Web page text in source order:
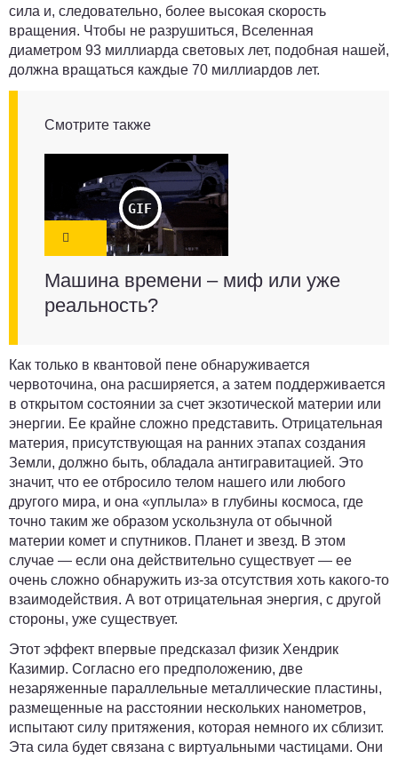
сила и, следовательно, более высокая скорость
вращения. Чтобы не разрушиться, Вселенная
диаметром 93 миллиарда световых лет, подобная нашей,
должна вращаться каждые 70 миллиардов лет.
Смотрите также
Машина времени – миф или уже
реальность?
Как только в квантовой пене обнаруживается
червоточина, она расширяется, а затем поддерживается
в открытом состоянии за счет экзотической материи или
энергии. Ее крайне сложно представить. Отрицательная
материя, присутствующая на ранних этапах создания
Земли, должно быть, обладала антигравитацией. Это
значит, что ее отбросило телом нашего или любого
другого мира, и она «уплыла» в глубины космоса, где
точно таким же образом ускользнула от обычной
материи комет и спутников. Планет и звезд. В этом
случае — если она действительно существует — ее
очень сложно обнаружить из-за отсутствия хоть какого-то
взаимодействия. А вот отрицательная энергия, с другой
стороны, уже существует.
Этот эффект впервые предсказал физик Хендрик
Казимир. Согласно его предположению, две
незаряженные параллельные металлические пластины,
размещенные на расстоянии нескольких нанометров,
испытают силу притяжения, которая немного их сблизит.
Эта сила будет связана с виртуальными частицами. Они